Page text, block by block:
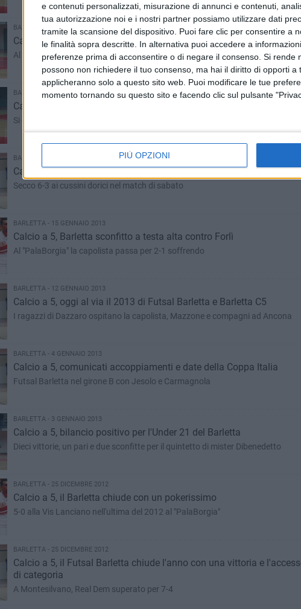
e contenuti personalizzati, misurazione di annunci e contenuti,
tua autorizzazione noi e i nostri partner possiamo utilizzare dati
tramite la scansione del dispositivo. Puoi fare clic per consentire a
le finalità sopra descritte. In alternativa puoi accedere a
preferenze prima di acconsentire o di negare il consenso. Si rende
possono non richiedere il tuo consenso, ma hai il diritto di opporti
applicheranno solo a questo sito web. Puoi modificare le tue
momento tornando su questo sito e facendo clic sul pulsante
PIÙ OPZIONI
BARLETTA - 21 GENNAIO 2013
Calcio a 5, il derby è della Futsal Barletta
Al "PalaBorgia" finisce 7-4. Il Barletta C5 cade nel finale
BARLETTA - 19 GENNAIO 2013
Calcio a 5, è derbyssimo Futsal-Barletta C5
Si gioca oggi alle 16 al "Paladisfida Mario Borgia"
BARLETTA - 15 GENNAIO 2013
Calcio a 5, il Futsal Barletta espugna Ancona
Secco 6-3 ai cussini dorici nel match di sabato
BARLETTA - 15 GENNAIO 2013
Calcio a 5, Barletta sconfitto a testa alta contro Forlì
Al "PalaBorgia" la capolista passa per 2-1 soffrendo
BARLETTA - 12 GENNAIO 2013
Calcio a 5, oggi al via il 2013 di Futsal Barletta e Barletta C5
I ragazzi di Dazzaro ospitano la capolista, Mazzone e compagni ad Ancona
BARLETTA - 4 GENNAIO 2013
Calcio a 5, comunicati accoppiamenti e date della Coppa Italia
Futsal Barletta nel girone B con Jesolo e Carmagnola
BARLETTA - 3 GENNAIO 2013
Calcio a 5, bilancio positivo per l'Under 21 del Barletta
Dieci vittorie, un pari e due sconfitte per il quintetto di mister Dibenedetto
BARLETTA - 25 DICEMBRE 2012
Calcio a 5, il Barletta chiude con un pokerissimo
5-0 alla Vis Lanciano nell'ultima del 2012 al "PalaBorgia"
BARLETTA - 25 DICEMBRE 2012
Calcio a 5, il Futsal Barletta chiude l'anno con una vittoria e
di categoria
A Montesilvano, Real Dem superato per 7-4